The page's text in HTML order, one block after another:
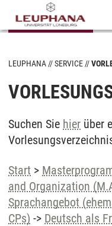
LEUPHANA SERVICE
Suchen Sie hier über
Start >
and Organization
Sprachangebot
CPs) -> Deutsch als